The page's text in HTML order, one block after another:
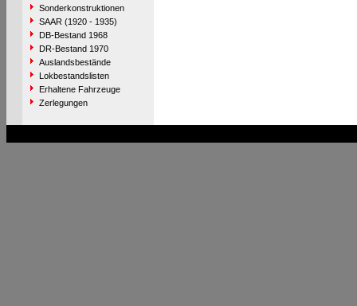
Sonderkonstruktionen
SAAR (1920 - 1935)
DB-Bestand 1968
DR-Bestand 1970
Auslandsbestände
Lokbestandslisten
Erhaltene Fahrzeuge
Zerlegungen